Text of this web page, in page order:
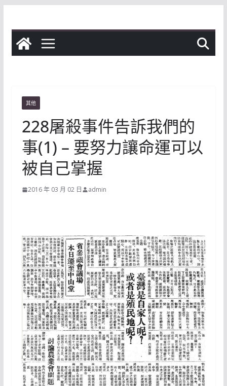
content
其他
228屠殺事件告訴我們的
事(1) – 要努力讓命運可以
被自己掌握
2016 年 03 月 02 日 admin